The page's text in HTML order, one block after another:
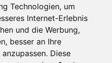
Technologien, um
Internet-Erlebnis
und die Werbung,
besser an Ihre
Diese
Партнерам